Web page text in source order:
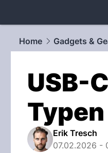
Home
Gadgets &
USB-
Erik Tresch
07.02.2026 -